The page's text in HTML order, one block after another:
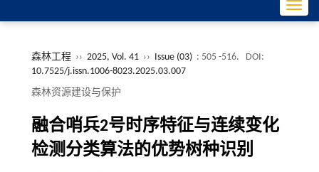
森林工程 ›› 2025, Vol. 41 ›› Issue (03) : 505 -516.
DOI:
10.7525/j.issn.1006-8023.2025.03.007
森林资源建设与保护
融合哨兵2号时序特征与连续变化
检测分类算法的优势树种识别